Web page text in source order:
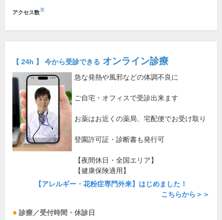
アクセス数※
【 24h 】 今から受診できる オンライン診療
急な発熱や風邪などの体調不良に
ご自宅・オフィスで受診出来ます
お薬はお近くの薬局、宅配便でお受け取り
登園許可証・診断書も発行可
【夜間休日・全国エリア】
【健康保険適用】
【アレルギー・花粉症専門外来】はじめました！
こちらから＞＞
診療／受付時間・休診日